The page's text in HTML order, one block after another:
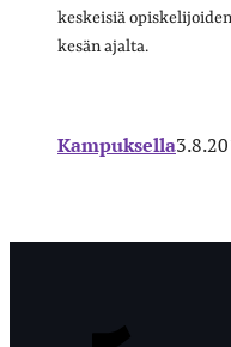
keskeisiä
kesän ajalta.
Kampuksella